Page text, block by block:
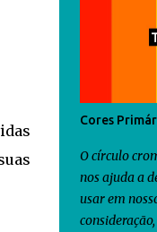
relação ao
descobrirá
ventos
do Brasil,
diversos
Como as
Analysis Sol-
Cores
O círculo
nos ajuda a
usar em